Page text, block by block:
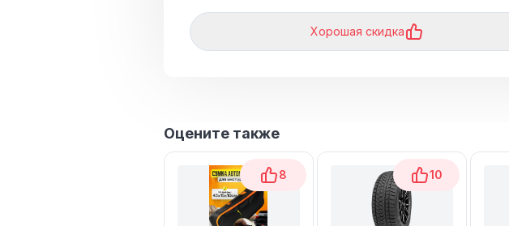
Хорошая скидка
Оцените также
8 10